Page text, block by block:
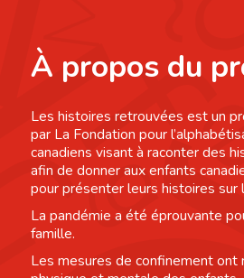
À propos du
Les histoires retrouvées est un
par La Fondation pour
canadiens visant à raconter des
afin de donner aux enfants
pour présenter leurs histoires sur
La pandémie a été éprouvante
famille.
Les mesures de confinement ont